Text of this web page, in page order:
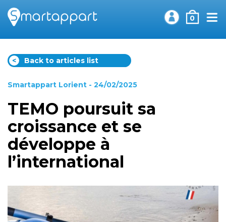
0
< Back to articles list
Smartappart Lorient - 24/02/2025
TEMO poursuit sa
croissance et se
développe à
l’international